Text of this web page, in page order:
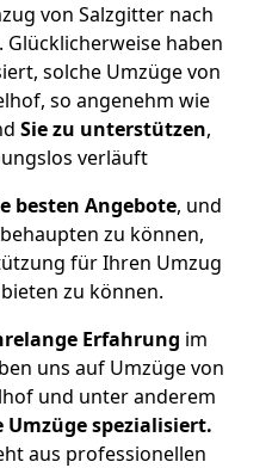
von Salzgitter nach
haben
solche Umzüge von
so angenehm wie
Sie zu unterstützen,
verläuft
besten Angebote, und
zu können,
für Ihren Umzug
zu können.
Erfahrung im
uns auf Umzüge von
und unter anderem
spezialisiert.
aus professionellen